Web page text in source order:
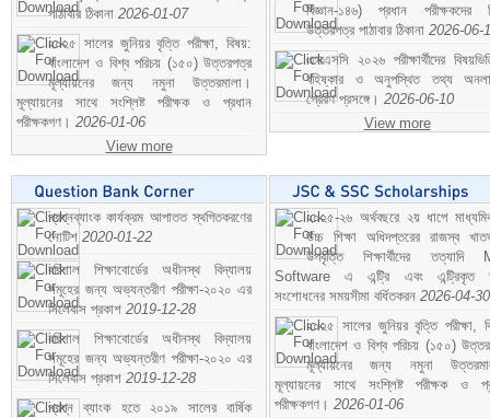
পাঠাবার ঠিকানা 2026-01-07
২০২৫ সালের জুনিয়র বৃত্তি পরীক্ষা, বিষয়:
বাংলাদেশ ও বিশ্ব পরিচয় (১৫০) উত্তরপত্র
মূল্যায়নের জন্য নমুনা উত্তরমালা।
মূল্যায়নের সাথে সংশ্লিষ্ট পরীক্ষক ও প্রধান
পরীক্ষকগণ। 2026-01-06
View more
বিজ্ঞান-১৪৬) প্রধান পরীক্ষকদের
উত্তরপত্র পাঠাবার ঠিকানা 2026-06-
এসএসসি ২০২৬ পরীক্ষার্থীদের
বহিষ্কার ও অনুপস্থিত তথ্য
প্রেরণ প্রসঙ্গে। 2026-06-10
View more
প্রশ্নব্যাংক কার্যক্রম আপাতত স্থগিতকরণের
নোটিশ 2020-01-22
বরিশাল শিক্ষাবোর্ডের অধীনস্থ বিদ্যালয়
সমূহের জন্য অভ্যন্তরীণ পরীক্ষা-২০২০ এর
সিলেবাস প্রকাশ 2019-12-28
বরিশাল শিক্ষাবোর্ডের অধীনস্থ বিদ্যালয়
সমূহের জন্য অভ্যন্তরীণ পরীক্ষা-২০২০ এর
সিলেবাস প্রকাশ 2019-12-28
প্রশ্ন ব্যাংক হতে ২০১৯ সালের বার্ষিক
২০২৫-২৬ অর্থবছরে ২য় ধাপে
উচ্চ শিক্ষা অধিদপ্তরের রাজস্ব
উপবৃত্তি শিক্ষার্থীদের তত্যাদি
Software এ এন্ট্রি এবং এন্ট্রিকৃত
সংশোধনের সময়সীমা বর্ধিতকরন 2026-04-30
২০২৫ সালের জুনিয়র বৃত্তি পরীক্ষা,
বাংলাদেশ ও বিশ্ব পরিচয় (১৫০)
মূল্যায়নের জন্য নমুনা
মূল্যায়নের সাথে সংশ্লিষ্ট পরীক্ষক ও
পরীক্ষকগণ। 2026-01-06